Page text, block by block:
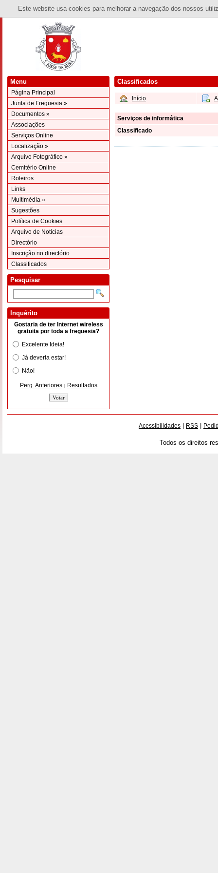
Este website usa cookies para melhorar a navegação dos nossos
Menu
Página Principal
Junta de Freguesia »
Documentos »
Associações
Serviços Online
Localização »
Arquivo Fotográfico »
Cemitério Online
Roteiros
Links
Multimédia »
Sugestões
Política de Cookies
Arquivo de Notícias
Directório
Inscrição no directório
Classificados
Pesquisar
Inquérito
Gostaria de ter Internet wireless
gratuita por toda a freguesia?
Excelente Ideia!
Já deveria estar!
Não!
Perg. Anteriores | Resultados
Classificados
Início
Serviços de informática
Classificado
Acessibilidades RSS
Todos os direitos